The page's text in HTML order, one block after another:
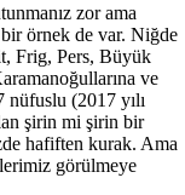
zor ama
bir örnek de var. Niğde
Frig, Pers, Büyük
ve
nüfuslu (2017 yılı
şirin mi şirin bir
hafiften kurak. Ama
görülmeye